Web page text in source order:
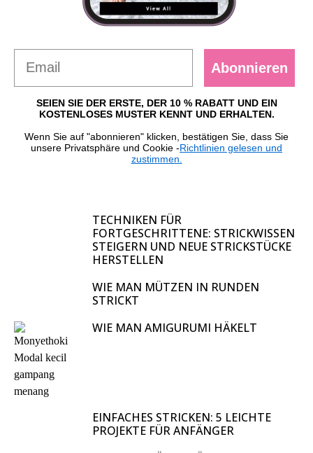
Abonnieren
SEIEN SIE DER ERSTE, DER 10 % RABATT UND EIN
KOSTENLOSES MUSTER KENNT UND ERHALTEN.
Wenn Sie auf "abonnieren" klicken, bestätigen Sie, dass Sie
unsere Privatsphäre und Cookie -Richtlinien gelesen und
zustimmen.
TECHNIKEN FÜR
FORTGESCHRITTENE: STRICKWISSEN
STEIGERN UND NEUE STRICKSTÜCKE
HERSTELLEN
WIE MAN MÜTZEN IN RUNDEN
STRICKT
WIE MAN AMIGURUMI HÄKELT
EINFACHES STRICKEN: 5 LEICHTE
PROJEKTE FÜR ANFÄNGER